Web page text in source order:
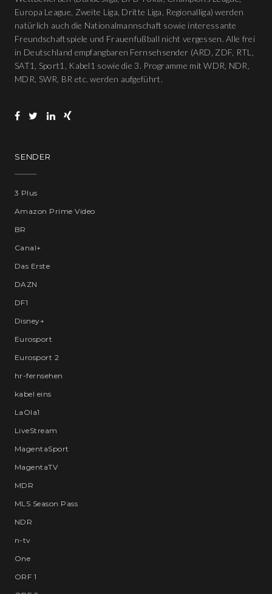
Europa League, Zweite Liga, Dritte Liga, Regionalliga) werden
natürlich auch die Nationalmannschaft sowie interessante
Freundschaftspiele und Frauenfußball nicht vergessen. Alle frei
in Deutschland empfangbaren Fernsehsender (ARD, ZDF, RTL,
SAT1, Sport1, Kabel1 sowie die 3. Programme mit WDR, NDR,
MDR, SWR, BR etc. werden aufgeführt.
SENDER
3 Plus
Amazon Prime Video
BR
Canal+
Das Erste
DAZN
DF1
Disney+
Eurosport
Eurosport 2
hr-fernsehen
kabel eins
LaOla1
LiveStream
MagentaSport
MagentaTV
MDR
MLS Season Pass
NDR
n-tv
One
ORF 1